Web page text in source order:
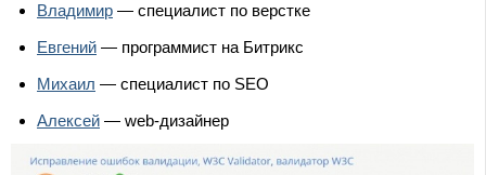
Владимир — специалист по верстке
Евгений — программист на Битрикс
Михаил — специалист по SEO
Алексей — web-дизайнер